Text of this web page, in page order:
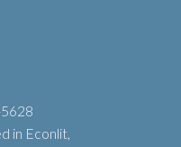
in Econlit,